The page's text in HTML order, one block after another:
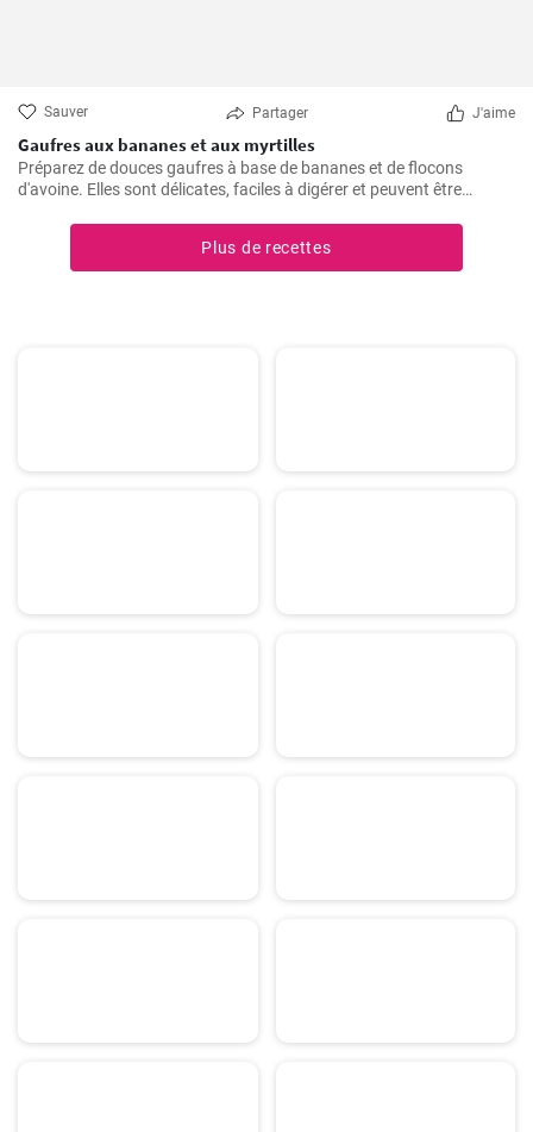
Sauver Partager J'aime
Gaufres aux bananes et aux myrtilles
Préparez de douces gaufres à base de bananes et de flocons
d'avoine. Elles sont délicates, faciles à digérer et peuvent être
myrtille.
Plus de recettes